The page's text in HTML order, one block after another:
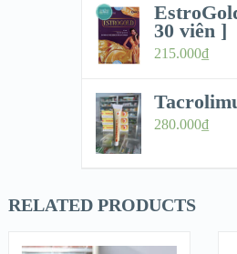
30 viên ]
215.000₫
280.000₫
RELATED PRODUCTS